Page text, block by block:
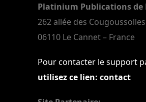
Platinium Publications de
262 allée des Cougoussolles
06110 Le Cannet – France
Pour contacter le support
utilisez ce lien: contact